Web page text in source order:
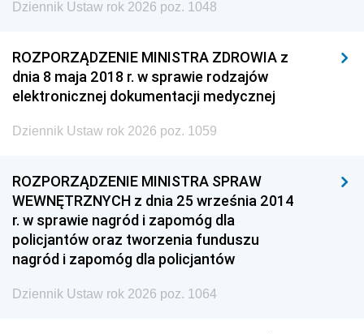
Dziennik Ustaw rok 2026 poz. 1048
ROZPORZĄDZENIE MINISTRA ZDROWIA z
dnia 8 maja 2018 r. w sprawie rodzajów
elektronicznej dokumentacji medycznej
Dziennik Ustaw rok 2026 poz. 1059
ROZPORZĄDZENIE MINISTRA SPRAW
WEWNĘTRZNYCH z dnia 25 września 2014
r. w sprawie nagród i zapomóg dla
policjantów oraz tworzenia funduszu
nagród i zapomóg dla policjantów
Dziennik Ustaw rok 2026 poz. 1064